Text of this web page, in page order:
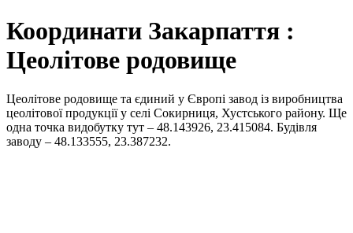
Координати Закарпаття :
Цеолітове родовище
Цеолітове родовище та єдиний у Європі завод із виробництва
цеолітової продукції у селі Сокирниця, Хустського району. Ще
одна точка видобутку тут – 48.143926, 23.415084. Будівля
заводу – 48.133555, 23.387232.